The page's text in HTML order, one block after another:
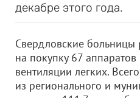
декабре этого года.
Свердловские больницы
на покупку 67 аппаратов
вентиляции легких.
из регионального и